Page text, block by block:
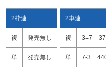
2枠連
複 発売無し
単 発売無し
2車連
複 3=7
単 7-3